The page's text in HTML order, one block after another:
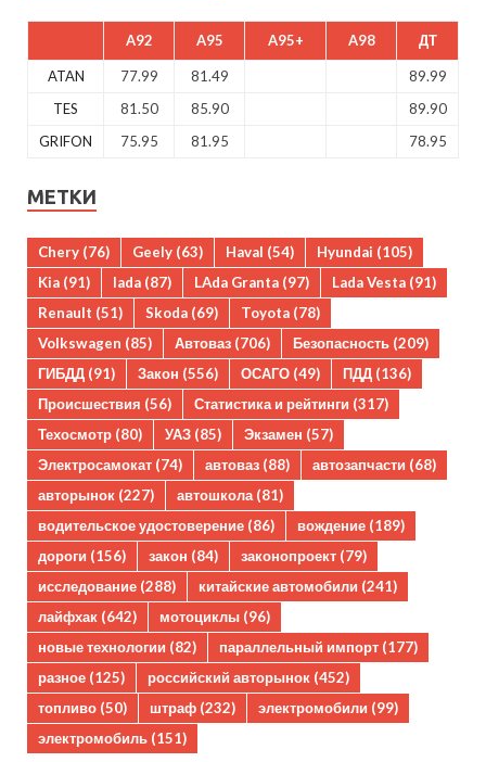
A92 A95 A95+ A98 ДТ
ATAN 77.99 81.49
89.99
TES
81.50 85.90
89.90
GRIFON
75.95 81.95 78.95
МЕТКИ
Chery (76) Geely (63) Haval (54) Hyundai (105)
Kia (91) lada (87) LAda Granta (97) Lada Vesta (91)
Renault (51) Skoda (69) Toyota (78)
Volkswagen (85) Автоваз (706) Безопасность (209)
ГИБДД (91) Закон (556) ОСАГО (49) ПДД (136)
Происшествия (56) Статистика и рейтинги (317)
Техосмотр (80) УАЗ (85) Экзамен (57)
Электросамокат (74) автоваз (88) автозапчасти (68)
авторынок (227) автошкола(81)
водительское удостоверение (86) вождение (189)
дороги (156) закон (84) законопроект (79)
исследование (288) китайские автомобили (241)
лайфхак (642) мотоциклы (96)
новые технологии (82) параллельный импорт (177)
разное (125) российский авторынок (452)
топливо (50) штраф (232) электромобили (99)
электромобиль (151)